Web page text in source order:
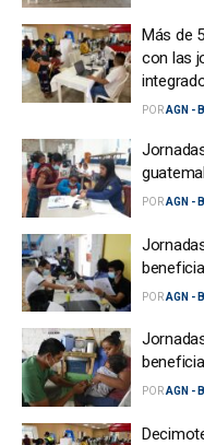
Más de
con las
PORAGN -
PORAGN -
PORAGN -
PORAGN -